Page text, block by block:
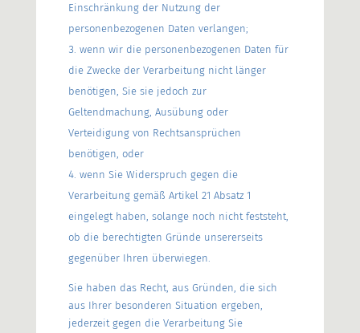
Einschränkung der Nutzung der
personenbezogenen Daten verlangen;
wenn wir die personenbezogenen Daten für
die Zwecke der Verarbeitung nicht länger
benötigen, Sie sie jedoch zur
Geltendmachung, Ausübung oder
Verteidigung von Rechtsansprüchen
benötigen, oder
wenn Sie Widerspruch gegen die
Verarbeitung gemäß Artikel 21 Absatz 1
eingelegt haben, solange noch nicht feststeht,
ob die berechtigten Gründe unsererseits
gegenüber Ihren überwiegen.
Sie haben das Recht, aus Gründen, die sich
aus Ihrer besonderen Situation ergeben,
jederzeit gegen die Verarbeitung Sie